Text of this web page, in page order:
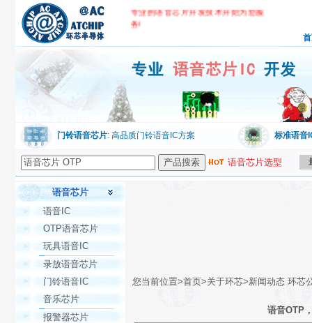
专业的语音芯片开发技术开始为您服
务!
门铃语音芯片: 高品质门铃语音IC方案 标准语音
语音芯片选型
语音芯片
语音IC
OTP语音芯片
玩具语音IC
录放语音芯片
门铃语音IC
音乐芯片
报警器芯片
您当前位置>首页>关于环芯>新闻动态 环芯
语音OTP